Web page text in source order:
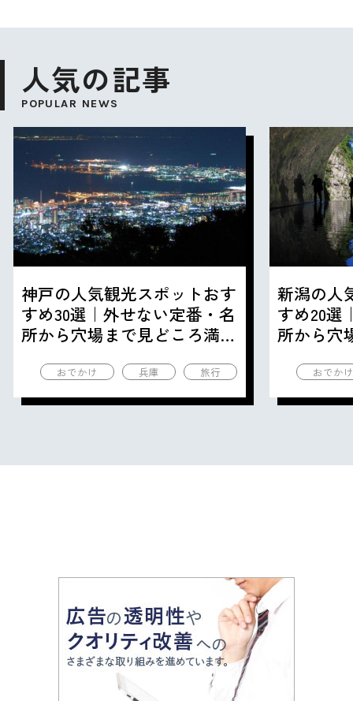
人気の記事
POPULAR NEWS
神戸の人気観光スポットおす
すめ30選｜外せない定番・名
所から穴場まで見どころ満載
おでかけ 兵庫 旅行
新潟の人
すめ20選
所から穴
おでか